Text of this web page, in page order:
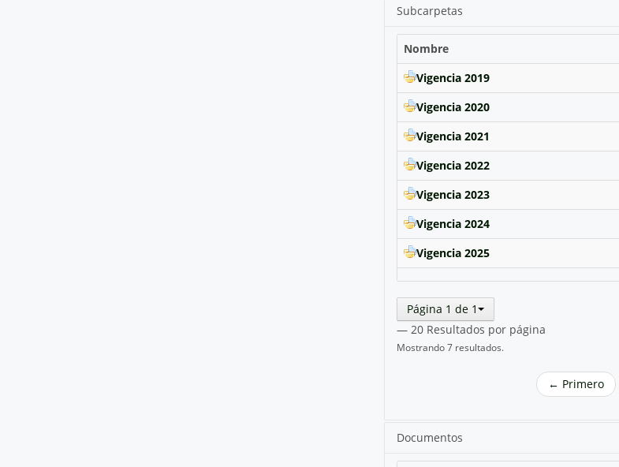
Subcarpetas
Nombre
Vigencia 2019
Vigencia 2020
Vigencia 2021
Vigencia 2022
Vigencia 2023
Vigencia 2024
Vigencia 2025
Página 1 de 1
— 20 Resultados por página
Mostrando 7 resultados.
← Primero
Documentos